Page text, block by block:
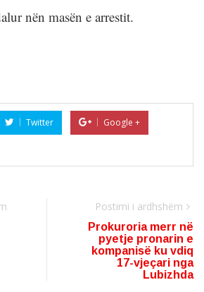
nën masën e arrestit.
Twitter
Google +
Postimi i ardhshëm
Prokuroria merr në
pyetje pronarin e
kompanisë ku vdiq
17-vjeçari nga
Lubizhda